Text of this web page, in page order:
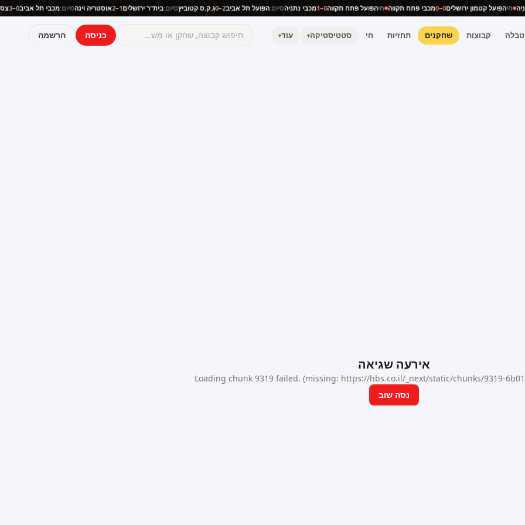
חיהפועל קטמון ירושלים0–0 מכבי פתח תקווה חיהפועל פתח תקווה0–1 מכבי נתניהסיום:הפועל תל אביב2–0 ג.ק.ס קטוביץסיום:בית"ר ירושלים1–2 אוסטריה וינהסיום:מכבי תל אביב0–3
טבלה קבוצות שחקנים תחזיות חי סטטיסטיקה▾ עוד▾ כניסה הרשמה
אירעה שגיאה
Loading chunk 9319 failed. (missing: https://hbs.co.il/_next/static/chunks/9319-
נסה שוב